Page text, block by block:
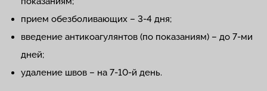
прием обезболивающих – 3-4 дня;
введение антикоагулянтов (по показаниям) – до 7-ми
дней;
удаление швов – на 7-10-й день.